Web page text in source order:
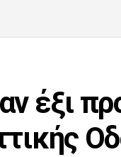
έξι